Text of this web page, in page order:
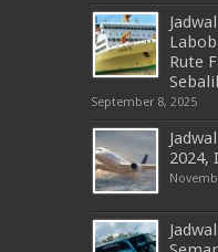
Rute
September 8, 2025
2024,